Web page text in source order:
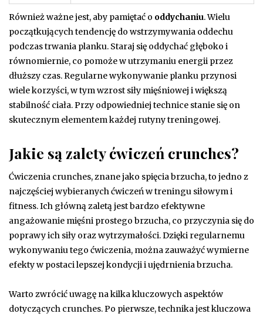
Również ważne jest, aby pamiętać o oddychaniu. Wielu
początkujących tendencję do wstrzymywania oddechu
podczas trwania planku. Staraj się oddychać głęboko i
równomiernie, co pomoże w utrzymaniu energii przez
dłuższy czas. Regularne wykonywanie planku przynosi
wiele korzyści, w tym wzrost siły mięśniowej i większą
stabilność ciała. Przy odpowiedniej technice stanie się on
skutecznym elementem każdej rutyny treningowej.
Jakie są zalety ćwiczeń crunches?
Ćwiczenia crunches, znane jako spięcia brzucha, to jedno z
najczęściej wybieranych ćwiczeń w treningu siłowym i
fitness. Ich główną zaletą jest bardzo efektywne
angażowanie mięśni prostego brzucha, co przyczynia się do
poprawy ich siły oraz wytrzymałości. Dzięki regularnemu
wykonywaniu tego ćwiczenia, można zauważyć wymierne
efekty w postaci lepszej kondycji i ujędrnienia brzucha.
Warto zwrócić uwagę na kilka kluczowych aspektów
dotyczących crunches. Po pierwsze, technika jest kluczowa